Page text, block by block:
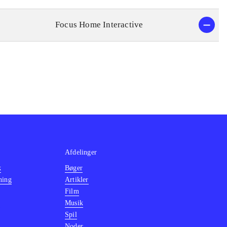
Focus Home Interactive
Afdelinger
Bøger
Artikler
Film
Musik
Spil